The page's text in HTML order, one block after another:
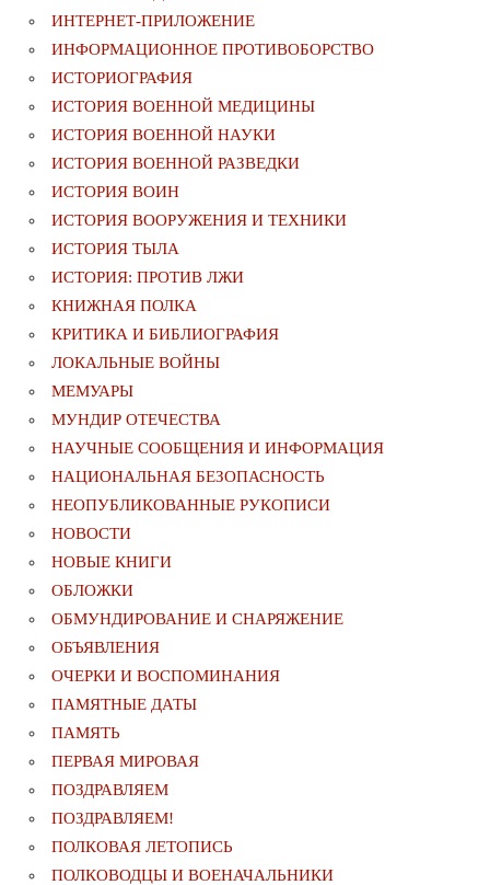
ИНТЕРНЕТ-ПРИЛОЖЕНИЕ
ИНФОРМАЦИОННОЕ ПРОТИВОБОРСТВО
ИСТОРИОГРАФИЯ
ИСТОРИЯ ВОЕННОЙ МЕДИЦИНЫ
ИСТОРИЯ ВОЕННОЙ НАУКИ
ИСТОРИЯ ВОЕННОЙ РАЗВЕДКИ
ИСТОРИЯ ВОИН
ИСТОРИЯ ВООРУЖЕНИЯ И ТЕХНИКИ
ИСТОРИЯ ТЫЛА
ИСТОРИЯ: ПРОТИВ ЛЖИ
КНИЖНАЯ ПОЛКА
КРИТИКА И БИБЛИОГРАФИЯ
ЛОКАЛЬНЫЕ ВОЙНЫ
МЕМУАРЫ
МУНДИР ОТЕЧЕСТВА
НАУЧНЫЕ СООБЩЕНИЯ И ИНФОРМАЦИЯ
НАЦИОНАЛЬНАЯ БЕЗОПАСНОСТЬ
НЕОПУБЛИКОВАННЫЕ РУКОПИСИ
НОВОСТИ
НОВЫЕ КНИГИ
ОБЛОЖКИ
ОБМУНДИРОВАНИЕ И СНАРЯЖЕНИЕ
ОБЪЯВЛЕНИЯ
ОЧЕРКИ И ВОСПОМИНАНИЯ
ПАМЯТНЫЕ ДАТЫ
ПАМЯТЬ
ПЕРВАЯ МИРОВАЯ
ПОЗДРАВЛЯЕМ
ПОЗДРАВЛЯЕМ!
ПОЛКОВАЯ ЛЕТОПИСЬ
ПОЛКОВОДЦЫ И ВОЕНАЧАЛЬНИКИ